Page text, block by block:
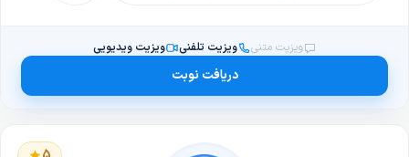
ویزیت متنی ویزیت تلفنی ویزیت ویدیویی
دریافت نوبت